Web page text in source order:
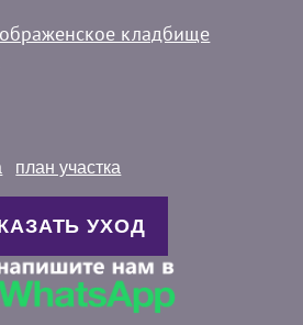
кладбище
план участка
УХОД